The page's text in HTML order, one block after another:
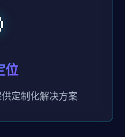
位
定制化解决方案